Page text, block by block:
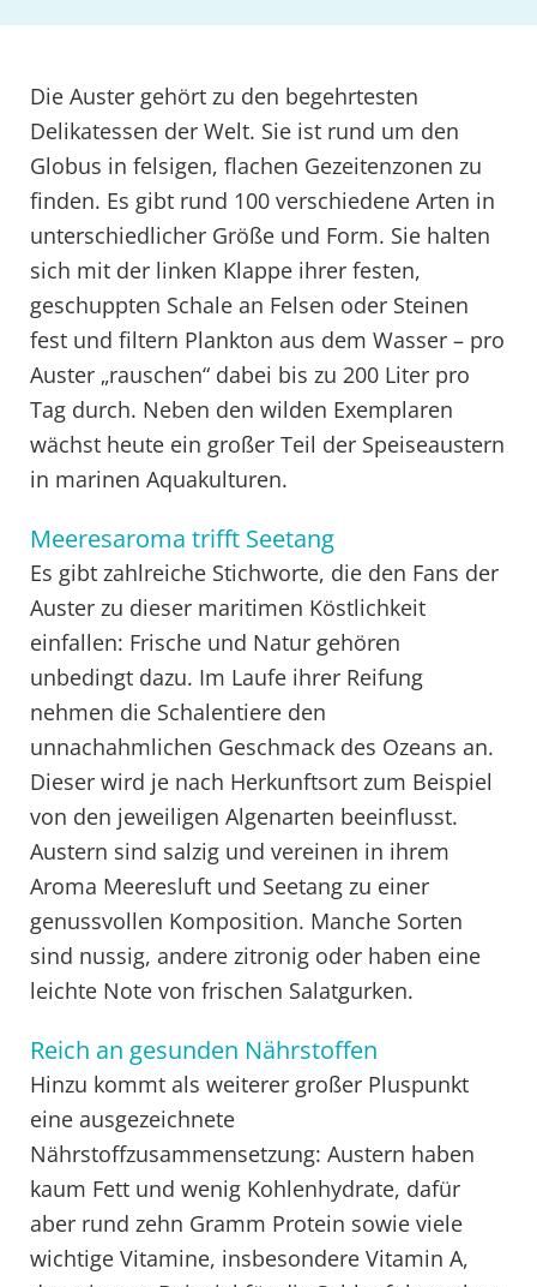
Die Auster gehört zu den begehrtesten
Delikatessen der Welt. Sie ist rund um den
Globus in felsigen, flachen Gezeitenzonen zu
finden. Es gibt rund 100 verschiedene Arten in
unterschiedlicher Größe und Form. Sie halten
sich mit der linken Klappe ihrer festen,
geschuppten Schale an Felsen oder Steinen
fest und filtern Plankton aus dem Wasser – pro
Auster „rauschen“ dabei bis zu 200 Liter pro
Tag durch. Neben den wilden Exemplaren
wächst heute ein großer Teil der Speiseaustern
in marinen Aquakulturen.
Meeresaroma trifft Seetang
Es gibt zahlreiche Stichworte, die den Fans der
Auster zu dieser maritimen Köstlichkeit
einfallen: Frische und Natur gehören
unbedingt dazu. Im Laufe ihrer Reifung
nehmen die Schalentiere den
unnachahmlichen Geschmack des Ozeans an.
Dieser wird je nach Herkunftsort zum Beispiel
von den jeweiligen Algenarten beeinflusst.
Austern sind salzig und vereinen in ihrem
Aroma Meeresluft und Seetang zu einer
genussvollen Komposition. Manche Sorten
sind nussig, andere zitronig oder haben eine
leichte Note von frischen Salatgurken.
Reich an gesunden Nährstoffen
Hinzu kommt als weiterer großer Pluspunkt
eine ausgezeichnete
Nährstoffzusammensetzung: Austern haben
kaum Fett und wenig Kohlenhydrate, dafür
aber rund zehn Gramm Protein sowie viele
wichtige Vitamine, insbesondere Vitamin A,